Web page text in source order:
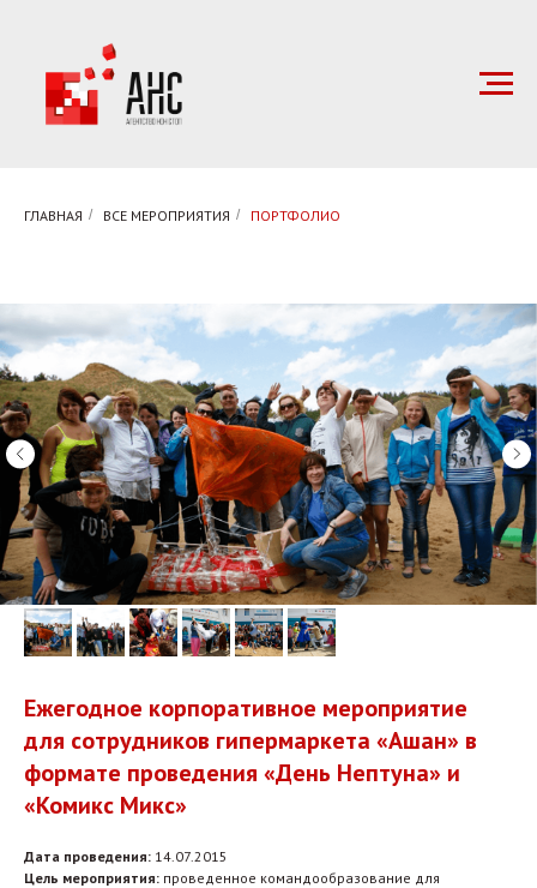
ГЛАВНАЯ / ВСЕ МЕРОПРИЯТИЯ / ПОРТФОЛИО
Ежегодное корпоративное мероприятие
для сотрудников гипермаркета «Ашан» в
формате проведения «День Нептуна» и
«Комикс Микс»
Дата проведения: 14.07.2015
Цель мероприятия: проведенное командообразование для